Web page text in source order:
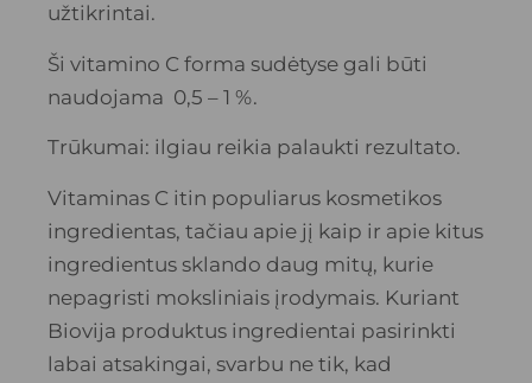
užtikrintai.
Ši vitamino C forma sudėtyse gali būti
naudojama 0,5 – 1 %.
Trūkumai: ilgiau reikia palaukti rezultato.
Vitaminas C itin populiarus kosmetikos
ingredientas, tačiau apie jį kaip ir apie kitus
ingredientus sklando daug mitų, kurie
nepagristi moksliniais įrodymais. Kuriant
Biovija produktus ingredientai pasirinkti
labai atsakingai, svarbu ne tik, kad